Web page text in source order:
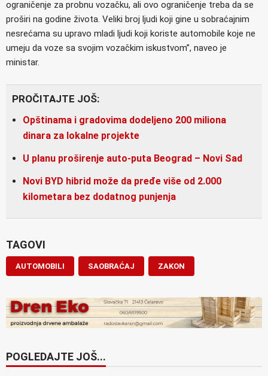
ograničenje za probnu vozačku, ali ovo ograničenje treba da se
proširi na godine života. Veliki broj ljudi koji gine u sobraćajnim
nesrećama su upravo mladi ljudi koji koriste automobile koje ne
umeju da voze sa svojim vozačkim iskustvom”, naveo je
ministar.
PROČITAJTE JOŠ:
Opštinama i gradovima dodeljeno 200 miliona
dinara za lokalne projekte
U planu proširenje auto-puta Beograd – Novi Sad
Novi BYD hibrid može da pređe više od 2.000
kilometara bez dodatnog punjenja
TAGOVI
AUTOMOBILI SAOBRAĆAJ ZAKON
POGLEDAJTE JOŠ...